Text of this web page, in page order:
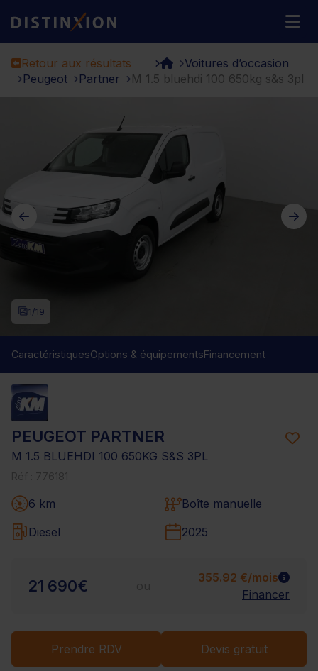
Distinxion
Retour aux résultats
Voitures d’occasion
Peugeot
Partner M 1.5 bluehdi 100 650kg s&s 3pl
PEUGEOT PARTNER
M 1.5 BLUEHDI 100 650KG S&S 3PL
6 km
Boîte manuelle
Diesel
2025
21 690€
355.92 €/mois
Financer
Prendre RDV Devis gratuit
1/19
CaractéristiquesOptions & équipementsFinancement